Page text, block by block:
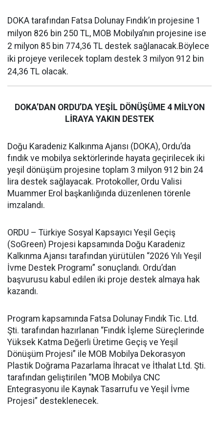
DOKA tarafından Fatsa Dolunay Fındık’ın projesine 1
milyon 826 bin 250 TL, MOB Mobilya’nın projesine ise
2 milyon 85 bin 774,36 TL destek sağlanacak.Böylece
iki projeye verilecek toplam destek 3 milyon 912 bin
24,36 TL olacak.
DOKA’DAN ORDU’DA YEŞİL DÖNÜŞÜME 4 MİLYON
LİRAYA YAKIN DESTEK
Doğu Karadeniz Kalkınma Ajansı (DOKA), Ordu’da
fındık ve mobilya sektörlerinde hayata geçirilecek iki
yeşil dönüşüm projesine toplam 3 milyon 912 bin 24
lira destek sağlayacak. Protokoller, Ordu Valisi
Muammer Erol başkanlığında düzenlenen törenle
imzalandı.
ORDU – Türkiye Sosyal Kapsayıcı Yeşil Geçiş
(SoGreen) Projesi kapsamında Doğu Karadeniz
Kalkınma Ajansı tarafından yürütülen “2026 Yılı Yeşil
İvme Destek Programı” sonuçlandı. Ordu’dan
başvurusu kabul edilen iki proje destek almaya hak
kazandı.
Program kapsamında Fatsa Dolunay Fındık Tic. Ltd.
Şti. tarafından hazırlanan “Fındık İşleme Süreçlerinde
Yüksek Katma Değerli Üretime Geçiş ve Yeşil
Dönüşüm Projesi” ile MOB Mobilya Dekorasyon
Plastik Doğrama Pazarlama İhracat ve İthalat Ltd. Şti.
tarafından geliştirilen “MOB Mobilya CNC
Entegrasyonu ile Kaynak Tasarrufu ve Yeşil İvme
Projesi” desteklenecek.